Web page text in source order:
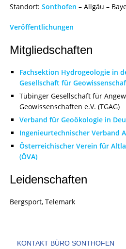
Standort: Sonthofen – Allgäu –
Veröffentlichungen
Mitgliedschaften
Fachsektion Hydrogeologie in
Gesellschaft für
Tübinger Gesellschaft für
Geowissenschaften e.V. (TGAG)
Verband für Geoökologie in
Ingenieurtechnischer Verband
Österreichischer Verein für
(ÖVA)
Leidenschaften
Bergsport, Telemark
KONTAKT BÜRO SONTHOFEN